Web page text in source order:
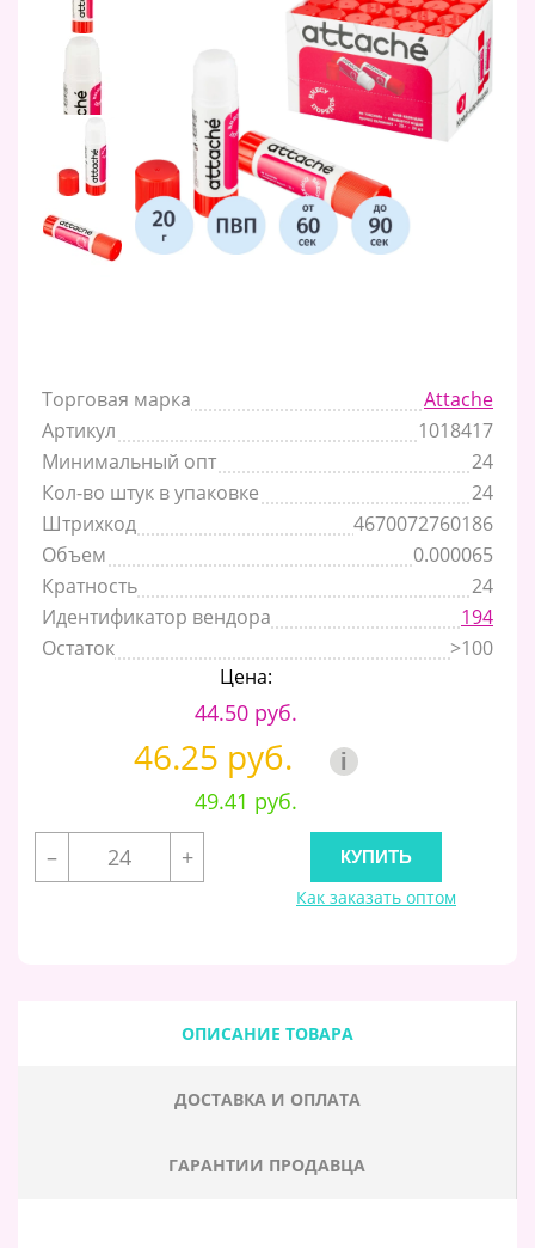
Торговая марка
Attache
Артикул
1018417
Минимальный опт
24
Кол-во штук в упаковке
24
Штрихкод
4670072760186
Объем
0.000065
Кратность
24
Идентификатор вендора
194
Остаток
>100
Цена:
44.50 руб.
46.25 руб. i
49.41 руб.
–
+
Как заказать оптом
ОПИСАНИЕ ТОВАРА
ДОСТАВКА И ОПЛАТА
ГАРАНТИИ ПРОДАВЦА